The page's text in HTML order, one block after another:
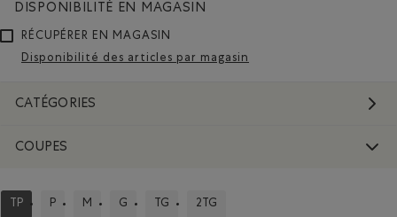
DISPONIBILITÉ EN MAGASIN
RÉCUPÉRER EN MAGASIN
Disponibilité des articles par magasin
CATÉGORIES
COUPES
TP P M G TG 2TG